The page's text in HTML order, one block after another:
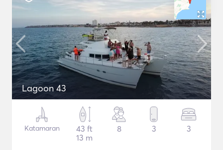
Lagoon 43
Katamaran
43 ft
13 m
8 3 3